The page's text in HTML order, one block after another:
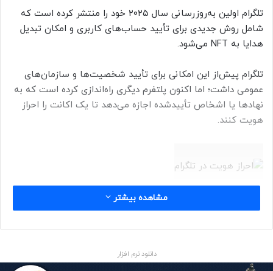
تلگرام اولین به‌روزرسانی سال ۲۰۲۵ خود را منتشر کرده است که
شامل روش جدیدی برای تأیید حساب‌های کاربری و امکان تبدیل
هدایا به NFT می‌شود.
تلگرام پیش‌از این امکانی برای تأیید شخصیت‌ها و سازمان‌های
عمومی داشت؛ اما اکنون پلتفرم دیگری راه‌اندازی کرده است که به
نهادها یا اشخاص تأییدشده اجازه می‌دهد تا یک اکانت را احراز
هویت کنند.
اکانت‌های تأییدشده توسط اشخاص ثالث، به‌جای تیک آبی، نماد
تلگرام در پست وبلاگی خود اظهار داشت: «این پلتفرم احراز هویت
مشاهده بیشتر
دانلود نرم افزار